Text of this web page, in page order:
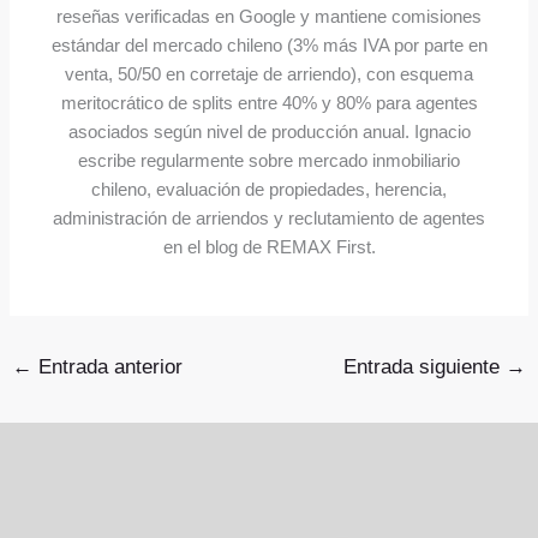
reseñas verificadas en Google y mantiene comisiones
estándar del mercado chileno (3% más IVA por parte en
venta, 50/50 en corretaje de arriendo), con esquema
meritocrático de splits entre 40% y 80% para agentes
asociados según nivel de producción anual. Ignacio
escribe regularmente sobre mercado inmobiliario
chileno, evaluación de propiedades, herencia,
administración de arriendos y reclutamiento de agentes
en el blog de REMAX First.
← Entrada anterior Entrada siguiente →